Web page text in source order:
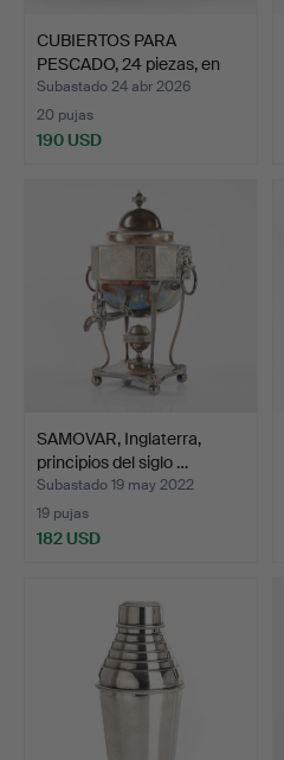
CUBIERTOS PARA
PESCADO, 24 piezas, en
estu…
Subastado 24 abr 2026
20 pujas
190 USD
SAMOVAR, Inglaterra,
principios del siglo …
Subastado 19 may 2022
19 pujas
182 USD